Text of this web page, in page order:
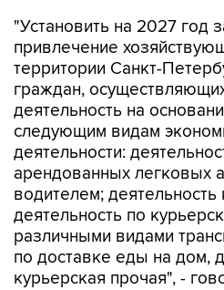
"Установить на 2027 год
привлечение
территории Санкт-
граждан,
деятельность на
следующим видам
деятельности:
арендованных легковых
водителем; деятельность
деятельность по
различными видами
по доставке еды на дом,
курьерская прочая", -